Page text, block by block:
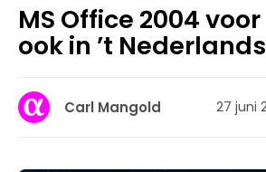
MS Office 2004
ook in ’t Nederlands
Carl Mangold 27 juni